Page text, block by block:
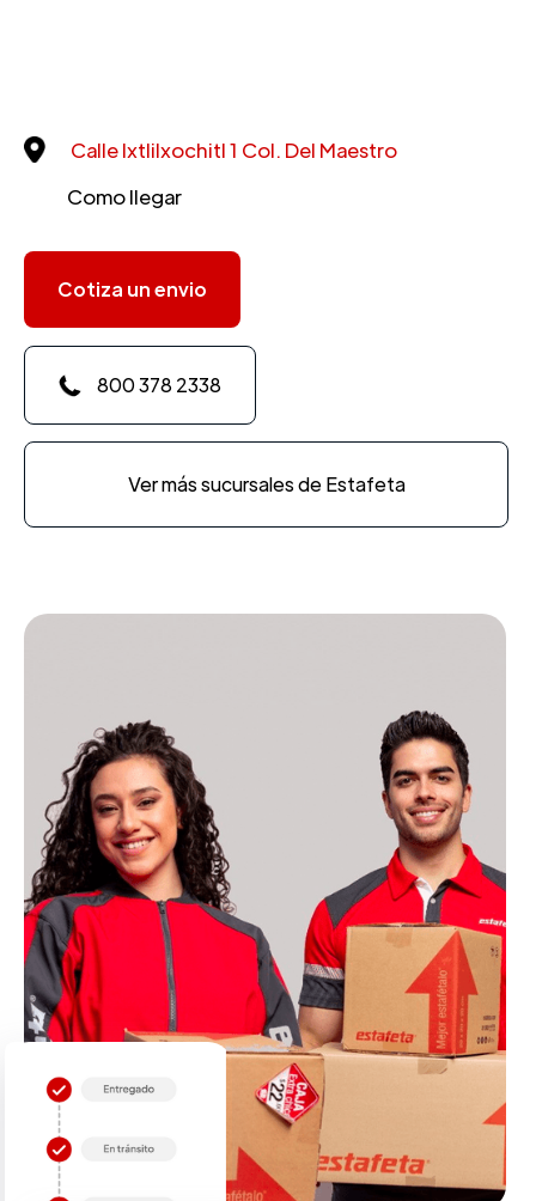
Calle Ixtlilxochitl 1 Col. Del Maestro
Como llegar
Cotiza un envio
800 378 2338
Ver más sucursales de Estafeta